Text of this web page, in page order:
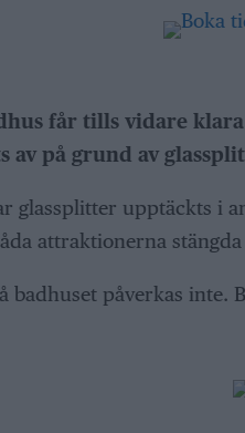
får tills vidare
av på grund av
glassplitter upptäckts i
attraktionerna
badhuset påverkas inte.